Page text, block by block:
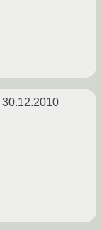
30.12.2010